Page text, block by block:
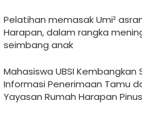
Pelatihan memasak Umi²
Harapan, dalam rangka
seimbang anak
Mahasiswa UBSI Kembangkan
Informasi Penerimaan Tamu
Yayasan Rumah Harapan